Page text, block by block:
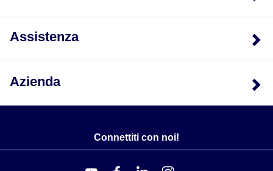
Assistenza
Azienda
Connettiti con noi!